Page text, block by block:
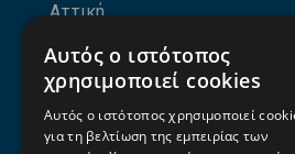
Αττική
Θεσσαλία
Ηρώων Πολυτεχνείου 214 (1ος
Επαγγελματικός οδηγός Λάρισας
Αυτός ο ιστότοπος
χρησιμοποιεί cookies
Αυτός ο ιστότοπος χρησιμοποιεί
για τη βελτίωση της εμπειρίας των